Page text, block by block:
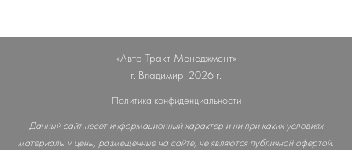
«Авто-Тракт-Менеджмент»
г. Владимир, 2026 г.
Политика конфиденциальности
Данный сайт несет информационный характер и ни при каких условиях
материалы и цены, размещенные на сайте, не являются публичной офертой.